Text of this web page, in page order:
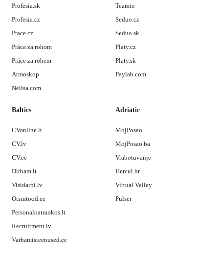
Profesia.sk
Profesia.cz
Prace.cz
Práca za rohom
Práce za rohem
Atmoskop
Nelisa.com
Teamio
Seduo.cz
Seduo.sk
Platy.cz
Platy.sk
Paylab.com
Baltics
CVonline.lt
CV.lv
CV.ee
Dirbam.lt
Visidarbi.lv
Otsintood.ee
Personaloatrankos.lt
Recruitment.lv
Varbamisteenused.ee
Adriatic
MojPosao
MojPosao.ba
Vrabotuvanje
Hercul.hr
Virtual Valley
Pulser